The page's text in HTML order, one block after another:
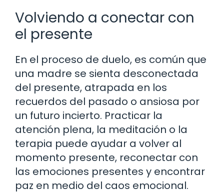
Volviendo a conectar con
el presente
En el proceso de duelo, es común que
una madre se sienta desconectada
del presente, atrapada en los
recuerdos del pasado o ansiosa por
un futuro incierto. Practicar la
atención plena, la meditación o la
terapia puede ayudar a volver al
momento presente, reconectar con
las emociones presentes y encontrar
paz en medio del caos emocional.